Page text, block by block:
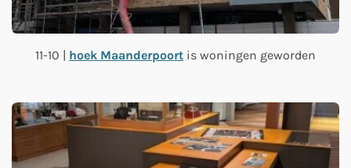
11-10 | hoek Maanderpoort is woningen geworden